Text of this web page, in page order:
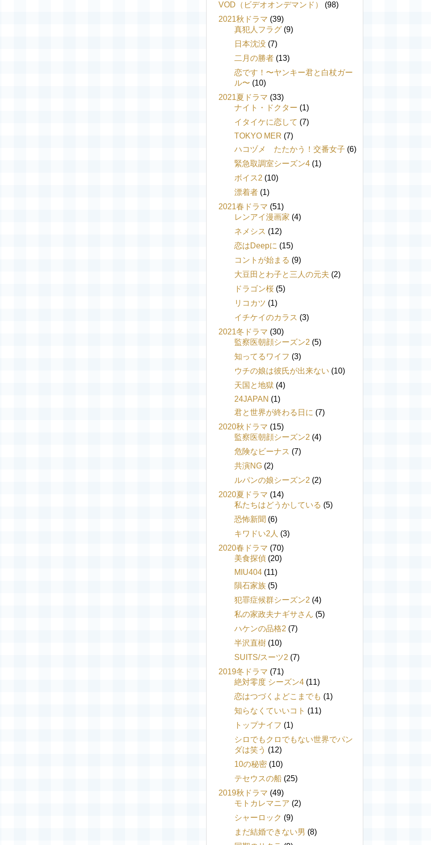
VOD（ビデオオンデマンド）
(98)
2021秋ドラマ (39)
真犯人フラグ (9)
日本沈没 (7)
二月の勝者 (13)
恋です！〜ヤンキー君と白杖ガー
ル〜 (10)
2021夏ドラマ (33)
ナイト・ドクター (1)
イタイケに恋して (7)
TOKYO MER (7)
ハコヅメ たたかう！交番女子 (6)
緊急取調室シーズン4 (1)
ボイス2 (10)
漂着者 (1)
2021春ドラマ (51)
レンアイ漫画家 (4)
ネメシス (12)
恋はDeepに (15)
コントが始まる (9)
大豆田とわ子と三人の元夫 (2)
ドラゴン桜 (5)
リコカツ (1)
イチケイのカラス (3)
2021冬ドラマ (30)
監察医朝顔シーズン2 (5)
知ってるワイフ (3)
ウチの娘は彼氏が出来ない (10)
天国と地獄 (4)
24JAPAN (1)
君と世界が終わる日に (7)
2020秋ドラマ (15)
監察医朝顔シーズン2 (4)
危険なビーナス (7)
共演NG (2)
ルパンの娘シーズン2 (2)
2020夏ドラマ (14)
私たちはどうかしている (5)
恐怖新聞 (6)
キワドい2人 (3)
2020春ドラマ (70)
美食探偵 (20)
MIU404 (11)
隕石家族 (5)
犯罪症候群シーズン2 (4)
私の家政夫ナギサさん (5)
ハケンの品格2 (7)
半沢直樹 (10)
SUITS/スーツ2 (7)
2019冬ドラマ (71)
絶対零度 シーズン4 (11)
恋はつづくよどこまでも (1)
知らなくていいコト (11)
トップナイフ (1)
シロでもクロでもない世界でパン
ダは笑う (12)
10の秘密 (10)
テセウスの船 (25)
2019秋ドラマ (49)
モトカレマニア (2)
シャーロック (9)
まだ結婚できない男 (8)